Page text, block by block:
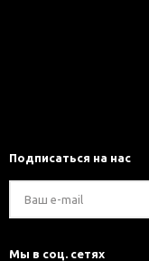
Подписаться на нас
Мы в соц. сетях